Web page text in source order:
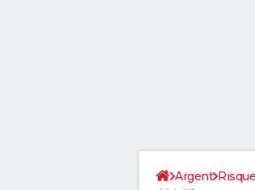
Argent